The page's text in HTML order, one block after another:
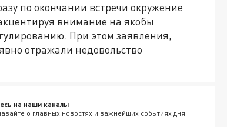
по окончании встречи окружение
внимание на якобы
При этом заявления,
отражали недовольство
на наши каналы
о главных новостях и важнейших событиях дня.